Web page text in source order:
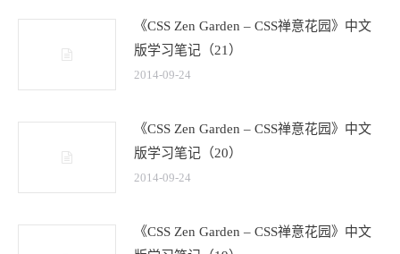
《CSS Zen Garden – CSS禅意花园》中文
版学习笔记（21）
2014-09-24
《CSS Zen Garden – CSS禅意花园》中文
版学习笔记（20）
2014-09-24
《CSS Zen Garden – CSS禅意花园》中文